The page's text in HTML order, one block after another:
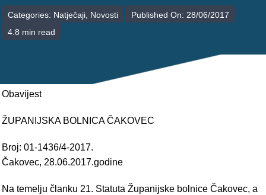
POLIKLINIKE
PALIJATIVNA SKRB
RAVNATELJSTVO
Categories: Natječaji, Novosti
Published On: 28/06/2017
4.8 min read
Obavijest
ŽUPANIJSKA BOLNICA ČAKOVEC
Broj: 01-1436/4-2017.
Čakovec, 28.06.2017.godine
Na temelju članku 21. Statuta Županijske bolnice Čakovec, a